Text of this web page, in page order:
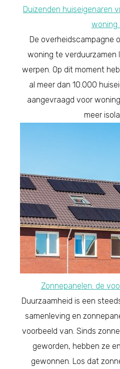
Duizenden huiseigenaren
woning
De overheidscampagne
woning te verduurzamen
werpen. Op dit moment
al meer dan 10.000
aangevraagd voor
meer
Zonnepanelen: de
Duurzaamheid is een
samenleving en
voorbeeld van. Sinds
geworden, hebben ze
gewonnen. Los dat